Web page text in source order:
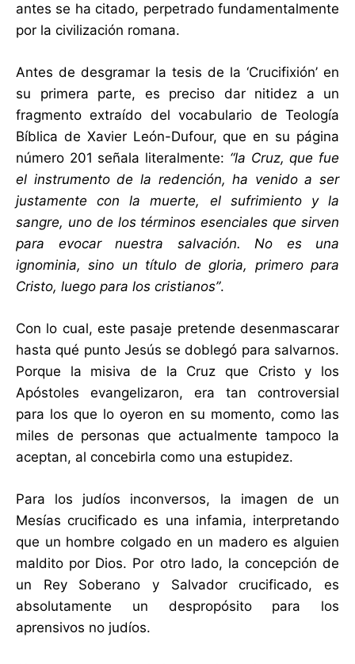
antes se ha citado, perpetrado fundamentalmente
por la civilización romana.
Antes de desgramar la tesis de la ‘Crucifixión’ en
su primera parte, es preciso dar nitidez a un
fragmento extraído del vocabulario de Teología
Bíblica de Xavier León-Dufour, que en su página
número 201 señala literalmente: “la Cruz, que fue
el instrumento de la redención, ha venido a ser
justamente con la muerte, el sufrimiento y la
sangre, uno de los términos esenciales que sirven
para evocar nuestra salvación. No es una
ignominia, sino un título de gloria, primero para
Cristo, luego para los cristianos”.
Con lo cual, este pasaje pretende desenmascarar
hasta qué punto Jesús se doblegó para salvarnos.
Porque la misiva de la Cruz que Cristo y los
Apóstoles evangelizaron, era tan controversial
para los que lo oyeron en su momento, como las
miles de personas que actualmente tampoco la
aceptan, al concebirla como una estupidez.
Para los judíos inconversos, la imagen de un
Mesías crucificado es una infamia, interpretando
que un hombre colgado en un madero es alguien
maldito por Dios. Por otro lado, la concepción de
un Rey Soberano y Salvador crucificado, es
absolutamente un despropósito para los
aprensivos no judíos.